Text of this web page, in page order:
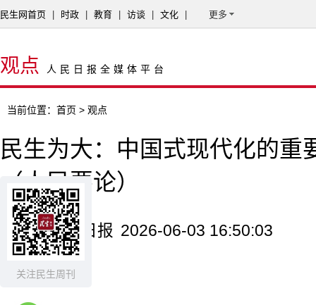
关注民生周刊
民生网首页 时政 教育 访谈 文化 更多
观点 人民日报全媒体平台
当前位置： 首页 > 观点
民生为大：中国式现代化的重
（人民要论）
来源：人民日报 2026-06-03 16:50:03
辛向阳